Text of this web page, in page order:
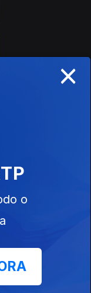
25 fev. 2026
24 fev. 2026
×
o